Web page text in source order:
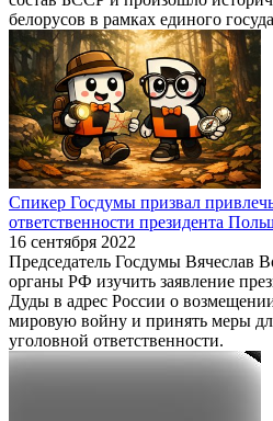
белорусов в рамках единого
Спикер Госдумы призвал
ответственности президента
16 сентября 2022
Председатель Госдумы Вячеслав
органы РФ изучить заявление
Дуды в адрес России о
мировую войну и принять меры
уголовной ответственности.